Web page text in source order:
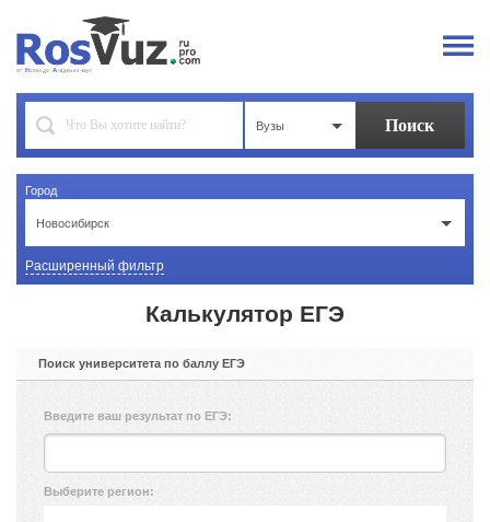
Вузы
Город
Новосибирск
Расширенный фильтр
Калькулятор ЕГЭ
Поиск университета по баллу ЕГЭ
Введите ваш результат по ЕГЭ:
Выберите регион: